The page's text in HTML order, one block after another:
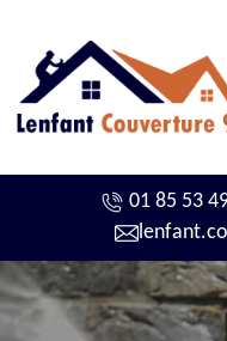
01 85 53